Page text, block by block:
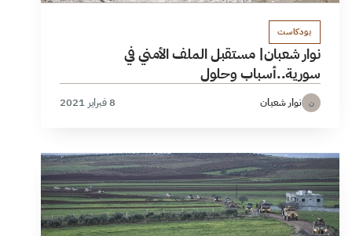
بودكاست
نوار شعبان| مستقبل الملف الأمني في
سورية..أسباب وحلول
ن نوار شعبان 8 فبراير 2021